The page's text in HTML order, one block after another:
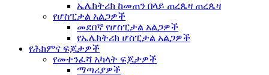
ኤሌክትሪክ ከመጠን በላይ ጠረጴዛ ጠረጴዛ
የሆስፒታል አልጋዎች
መደበኛ የሆስፒታል አልጋዎች
የኤሌክትሪክ ሆስፒታል አልጋዎች
የሕክምና ፍጆታዎች
የመተንፈሻ አካላት ፍጆታዎች
ማጣሪያዎች